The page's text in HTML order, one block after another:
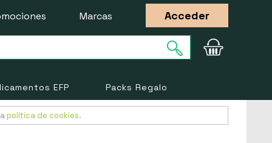
Marcas Acceder
EFP Packs Regalo
política de cookies.